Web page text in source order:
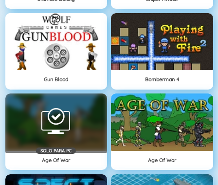
Gun Blood Bomberman 4
SOLO PARA PC
Age Of War Age Of War